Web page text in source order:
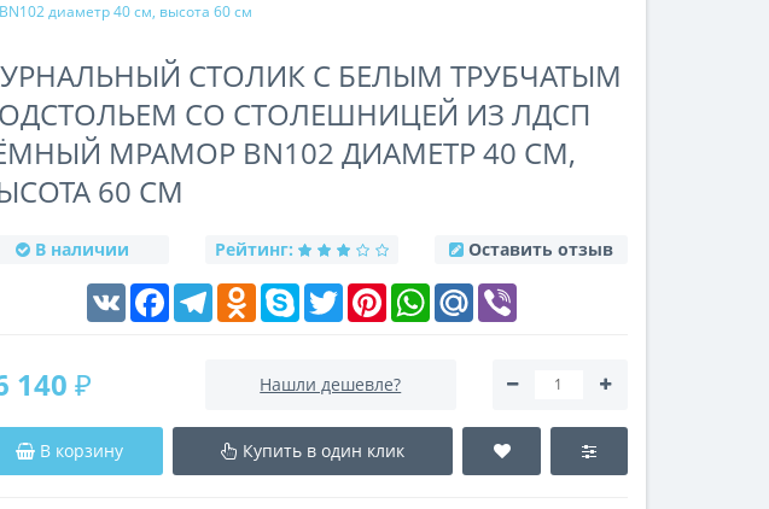
диаметр 40 см, высота 60 см
СТОЛИК С БЕЛЫМ ТРУБЧАТЫМ
СО СТОЛЕШНИЦЕЙ ИЗ ЛДСП
МРАМОР BN102 ДИАМЕТР 40 СМ,
60 СМ
В наличии Рейтинг: Оставить отзыв
VK FacebookTelegramOdnoklassniki
Skype Twitter PinterestWhatsAppMail.Ru
140 ₽ Нашли дешевле?
В корзину Купить в один клик